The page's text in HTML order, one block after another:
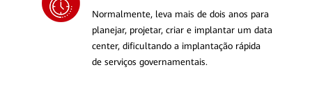
Normalmente, leva mais de dois anos para
planejar, projetar, criar e implantar um data
center, dificultando a implantação rápida
de serviços governamentais.